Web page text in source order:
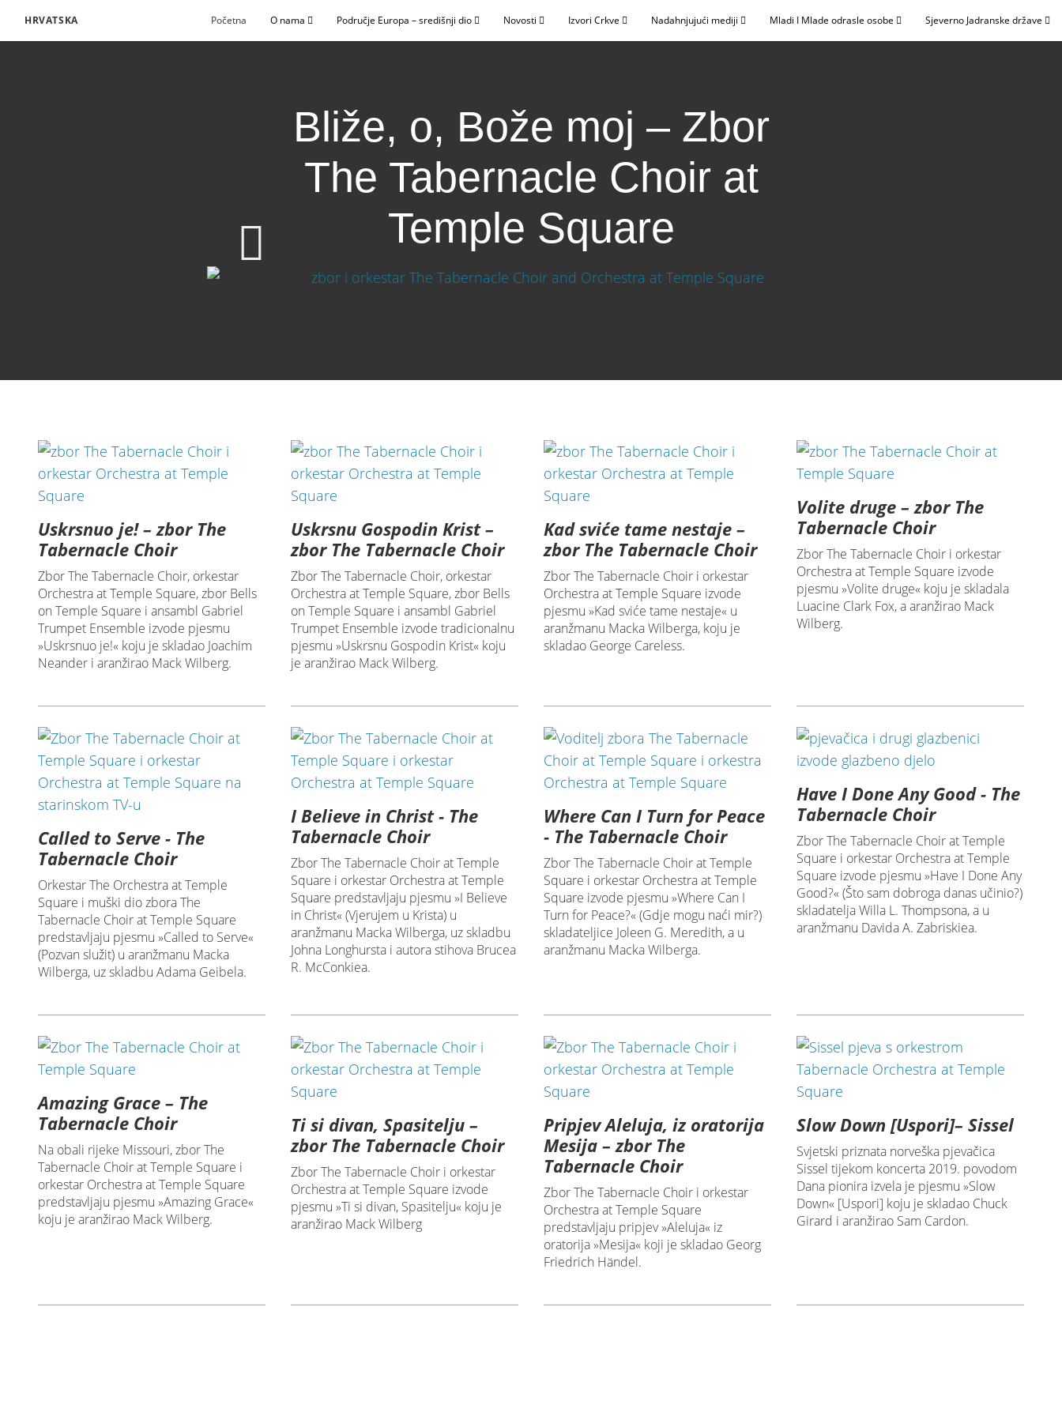
HRVATSKA Početna O nama Područje Europa – središnji dio Novosti Izvori Crkve Nadahnjujući mediji Mladi I Mlade odrasle osobe Sjeverno Jadranske države
Bliže, o, Bože moj – Zbor
The Tabernacle Choir at
Temple Square
Uskrsnuo je! – zbor The
Tabernacle Choir
Zbor The Tabernacle Choir, orkestar
Orchestra at Temple Square, zbor Bells
on Temple Square i ansambl Gabriel
Trumpet Ensemble izvode pjesmu
»Uskrsnuo je!« koju je skladao Joachim
Neander i aranžirao Mack Wilberg.
Uskrsnu Gospodin Krist –
zbor The Tabernacle Choir
Zbor The Tabernacle Choir, orkestar
Orchestra at Temple Square, zbor Bells
on Temple Square i ansambl Gabriel
Trumpet Ensemble izvode tradicionalnu
pjesmu »Uskrsnu Gospodin Krist« koju
je aranžirao Mack Wilberg.
Kad sviće tame nestaje –
zbor The Tabernacle Choir
Zbor The Tabernacle Choir i orkestar
Orchestra at Temple Square izvode
pjesmu »Kad sviće tame nestaje« u
aranžmanu Macka Wilberga, koju je
skladao George Careless.
Volite druge – zbor The
Tabernacle Choir
Zbor The Tabernacle Choir i orkestar
Orchestra at Temple Square izvode
pjesmu »Volite druge« koju je skladala
Luacine Clark Fox, a aranžirao Mack
Wilberg.
Called to Serve - The
Tabernacle Choir
Orkestar The Orchestra at Temple
Square i muški dio zbora The
Tabernacle Choir at Temple Square
predstavljaju pjesmu »Called to Serve«
(Pozvan služit) u aranžmanu Macka
Wilberga, uz skladbu Adama Geibela.
I Believe in Christ - The
Tabernacle Choir
Zbor The Tabernacle Choir at Temple
Square i orkestar Orchestra at Temple
Square predstavljaju pjesmu »I Believe
in Christ« (Vjerujem u Krista) u
aranžmanu Macka Wilberga, uz skladbu
Johna Longhursta i autora stihova Brucea
R. McConkiea.
Where Can I Turn for Peace
- The Tabernacle Choir
Zbor The Tabernacle Choir at Temple
Square i orkestar Orchestra at Temple
Square izvode pjesmu »Where Can I
Turn for Peace?« (Gdje mogu naći mir?)
skladateljice Joleen G. Meredith, a u
aranžmanu Macka Wilberga.
Have I Done Any Good - The
Tabernacle Choir
Zbor The Tabernacle Choir at Temple
Square i orkestar Orchestra at Temple
Square izvode pjesmu »Have I Done Any
Good?« (Što sam dobroga danas učinio?)
skladatelja Willa L. Thompsona, a u
aranžmanu Davida A. Zabriskiea.
Amazing Grace – The
Tabernacle Choir
Na obali rijeke Missouri, zbor The
Tabernacle Choir at Temple Square i
orkestar Orchestra at Temple Square
predstavljaju pjesmu »Amazing Grace«
koju je aranžirao Mack Wilberg.
Ti si divan, Spasitelju –
zbor The Tabernacle Choir
Zbor The Tabernacle Choir i orkestar
Orchestra at Temple Square izvode
pjesmu »Ti si divan, Spasitelju« koju je
aranžirao Mack Wilberg
Pripjev Aleluja, iz oratorija
Mesija – zbor The
Tabernacle Choir
Zbor The Tabernacle Choir i orkestar
Orchestra at Temple Square
predstavljaju pripjev »Aleluja« iz
oratorija »Mesija« koji je skladao Georg
Friedrich Händel.
Slow Down [Uspori]– Sissel
Svjetski priznata norveška pjevačica
Sissel tijekom koncerta 2019. povodom
Dana pionira izvela je pjesmu »Slow
Down« [Uspori] koju je skladao Chuck
Girard i aranžirao Sam Cardon.